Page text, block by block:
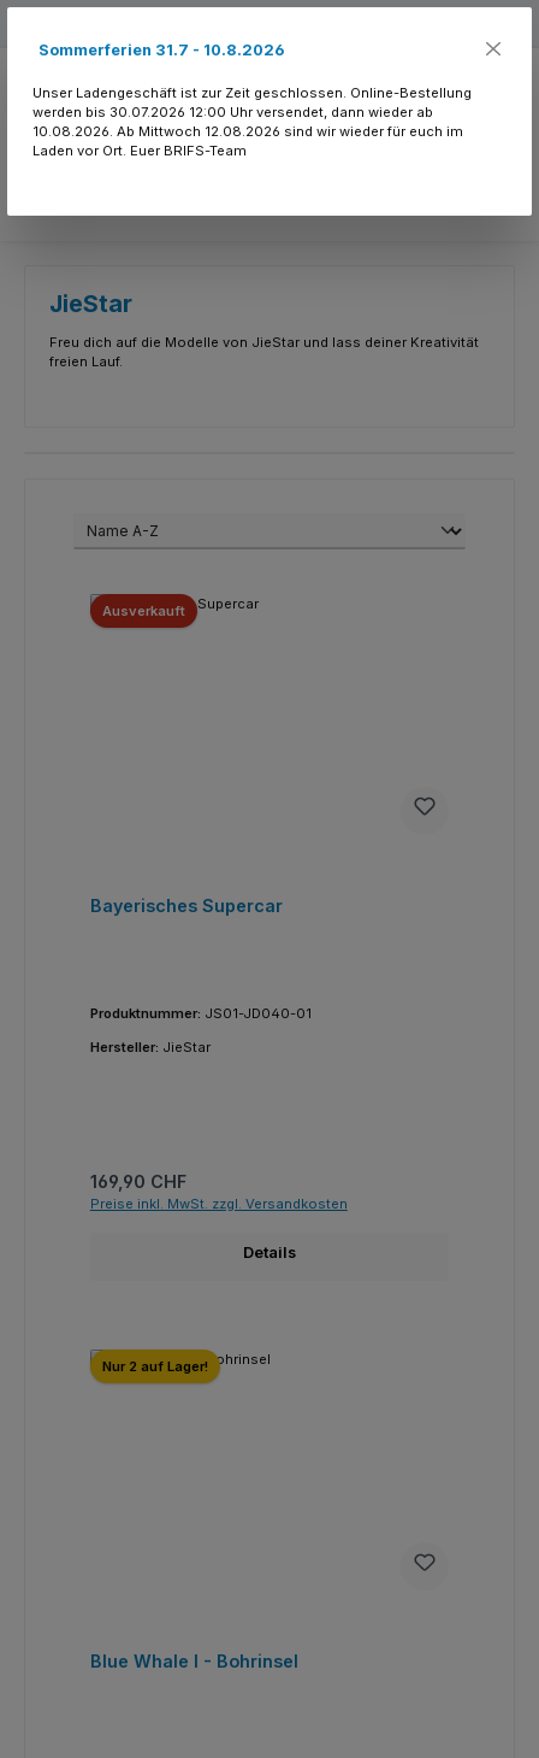
JieStar
Freu dich auf die Modelle von JieStar und lass deiner Kreativität
freien Lauf.
Ausverkauft
Bayerisches Supercar
Produktnummer: JS01-JD040-01
Hersteller: JieStar
Regulärer Preis:
169,90 CHF
Preise inkl. MwSt. zzgl. Versandkosten
Details
Nur 2 auf Lager!
Blue Whale I - Bohrinsel
Sommerferien 31.7 - 10.8.2026
Unser Ladengeschäft ist zur Zeit geschlossen. Online-Bestellung
werden bis 30.07.2026 12:00 Uhr versendet, dann wieder ab
10.08.2026. Ab Mittwoch 12.08.2026 sind wir wieder für euch im
Laden vor Ort. Euer BRIFS-Team